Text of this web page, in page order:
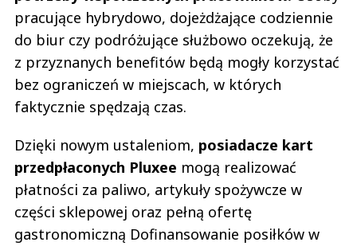
pracujące hybrydowo, dojeżdżające codziennie
do biur czy podróżujące służbowo oczekują, że
z przyznanych benefitów będą mogły korzystać
bez ograniczeń w miejscach, w których
faktycznie spędzają czas.
Dzięki nowym ustaleniom, posiadacze kart
przedpłaconych Pluxee mogą realizować
płatności za paliwo, artykuły spożywcze w
części sklepowej oraz pełną ofertę
gastronomiczną Dofinansowanie posiłków w